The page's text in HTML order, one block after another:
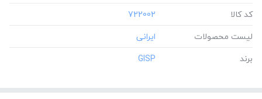
کد کالا
‎722002
لیست محصولات
برند
‎GISP